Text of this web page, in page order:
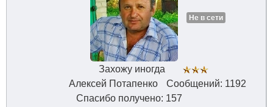
Не в сети
Захожу иногда
Алексей Потапенко
Сообщений: 1192
Спасибо получено: 157